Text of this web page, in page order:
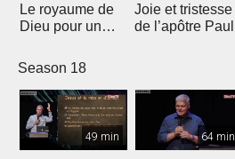
Le royaume de
Dieu pour un
Orient
Joie et tristesse
de l’apôtre Paul
Season 18
49 min 64 min